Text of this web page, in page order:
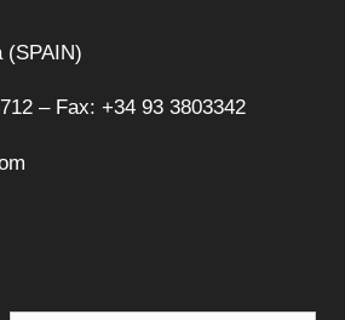
(SPAIN)
– Fax: +34 93 3803342